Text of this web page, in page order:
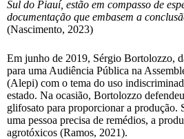
Sul do Piauí, estão em compasso de
documentação que embasem a
(Nascimento, 2023)
Em junho de 2019, Sérgio Bortolozzo,
para uma Audiência Pública na
(Alepi) com o tema do uso
estado. Na ocasião, Bortolozzo
glifosato para proporcionar a produção.
uma pessoa precisa de remédios, a
agrotóxicos (Ramos, 2021).